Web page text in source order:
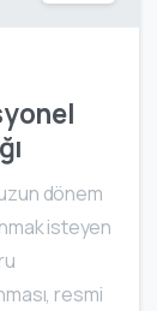
dönem
isteyen
resmi